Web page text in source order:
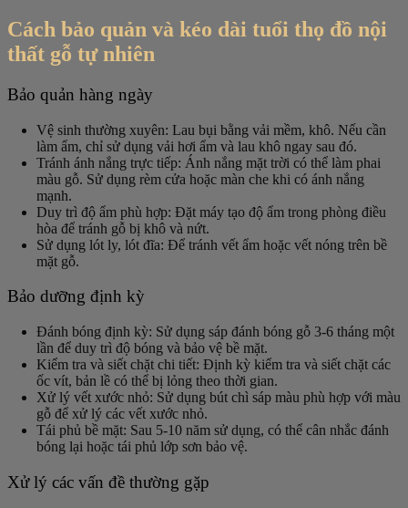
Cách bảo quản và kéo dài tuổi thọ đồ nội
thất gỗ tự nhiên
Bảo quản hàng ngày
Vệ sinh thường xuyên: Lau bụi bằng vải mềm, khô. Nếu cần
làm ẩm, chỉ sử dụng vải hơi ẩm và lau khô ngay sau đó.
Tránh ánh nắng trực tiếp: Ánh nắng mặt trời có thể làm phai
màu gỗ. Sử dụng rèm cửa hoặc màn che khi có ánh nắng
mạnh.
Duy trì độ ẩm phù hợp: Đặt máy tạo độ ẩm trong phòng điều
hòa để tránh gỗ bị khô và nứt.
Sử dụng lót ly, lót đĩa: Để tránh vết ẩm hoặc vết nóng trên bề
mặt gỗ.
Bảo dưỡng định kỳ
Đánh bóng định kỳ: Sử dụng sáp đánh bóng gỗ 3-6 tháng một
lần để duy trì độ bóng và bảo vệ bề mặt.
Kiểm tra và siết chặt chi tiết: Định kỳ kiểm tra và siết chặt các
ốc vít, bản lề có thể bị lỏng theo thời gian.
Xử lý vết xước nhỏ: Sử dụng bút chì sáp màu phù hợp với màu
gỗ để xử lý các vết xước nhỏ.
Tái phủ bề mặt: Sau 5-10 năm sử dụng, có thể cân nhắc đánh
bóng lại hoặc tái phủ lớp sơn bảo vệ.
Xử lý các vấn đề thường gặp